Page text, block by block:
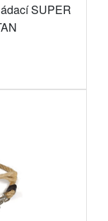
SUPER